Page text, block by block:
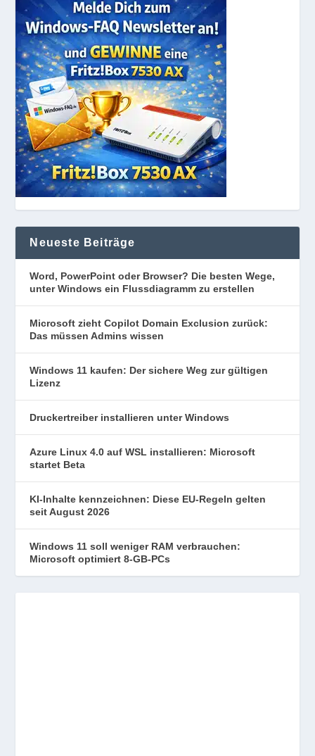
Neueste Beiträge
Word, PowerPoint oder Browser? Die besten Wege,
unter Windows ein Flussdiagramm zu erstellen
Microsoft zieht Copilot Domain Exclusion zurück:
Das müssen Admins wissen
Windows 11 kaufen: Der sichere Weg zur gültigen
Lizenz
Druckertreiber installieren unter Windows
Azure Linux 4.0 auf WSL installieren: Microsoft
startet Beta
KI-Inhalte kennzeichnen: Diese EU-Regeln gelten
seit August 2026
Windows 11 soll weniger RAM verbrauchen:
Microsoft optimiert 8-GB-PCs